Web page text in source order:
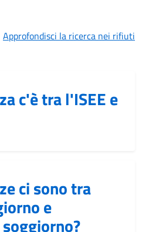
Approfondisci la ricerca nei rifiuti
c'è tra l'ISEE e
ci sono tra
e